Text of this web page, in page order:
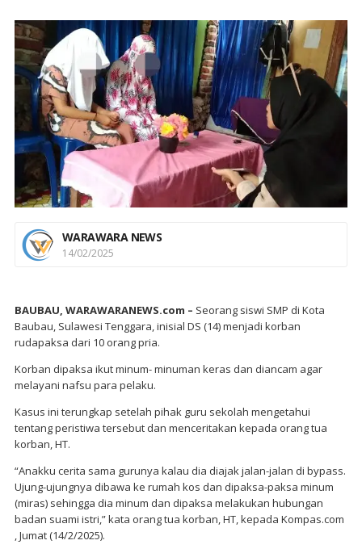
WARAWARA NEWS
14/02/2025
BAUBAU, WARAWARANEWS.com – Seorang siswi SMP di Kota
Baubau, Sulawesi Tenggara, inisial DS (14) menjadi korban
rudapaksa dari 10 orang pria.
Korban dipaksa ikut minum- minuman keras dan diancam agar
melayani nafsu para pelaku.
Kasus ini terungkap setelah pihak guru sekolah mengetahui
tentang peristiwa tersebut dan menceritakan kepada orang tua
korban, HT.
“Anakku cerita sama gurunya kalau dia diajak jalan-jalan di bypass.
Ujung-ujungnya dibawa ke rumah kos dan dipaksa-paksa minum
(miras) sehingga dia minum dan dipaksa melakukan hubungan
badan suami istri,” kata orang tua korban, HT, kepada Kompas.com
, Jumat (14/2/2025).